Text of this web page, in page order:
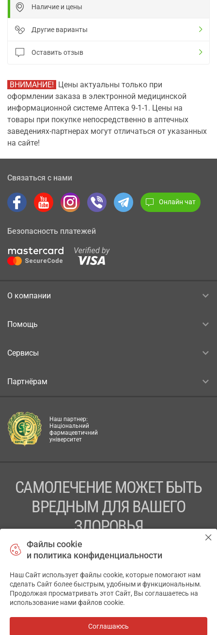
Наличие и цены
Другие варианты
Оставить отзыв
ВНИМАНИЕ! Цены актуальны только при
оформлении заказа в электронной медицинской
информационной системе Аптека 9-1-1. Цены на
товары при покупке непосредственно в аптечных
заведениях-партнерах могут отличаться от указанных
на сайте!
Связаться с нами
Онлайн чат
Безопасность платежей
О компании
Помощь
Сервисы
Партнёрам
Наш партнер:
Національний
фармацевтичний
університет
САМОЛЕЧЕНИЕ МОЖЕТ БЫТЬ
ВРЕДНЫМ ДЛЯ ВАШЕГО
ЗДОРОВЬЯ
ПЕРЕД ПРИМЕНЕНИЕМ ПРЕПАРАТА
ПРОКОНСУЛЬТИРУЙТЕСЬ С ВРАЧОМ
ТОВ «АПТЕКА 911.ЮА» Код ЄДРПОУ 43631965.
Отказ от ответственности
АПТЕКА911.ЮА
Файлы cookie
и политика конфиденциальности
Наш Сайт использует файлы cookie, которые помогают нам
сделать Сайт более быстрым, удобным и функциональным.
Продолжая просматривать этот Сайт, Вы соглашаетесь на
использование нами файлов cookie.
Соглашаюсь
✕